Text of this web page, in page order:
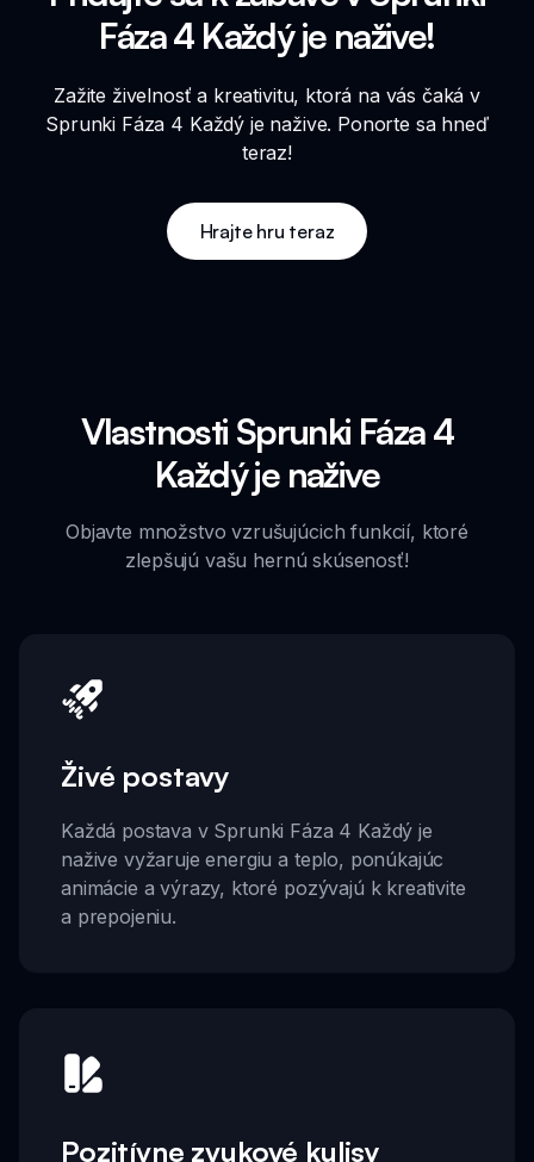
Fáza 4 Každý je nažive!
Zažite živelnosť a kreativitu, ktorá na vás čaká v
Sprunki Fáza 4 Každý je nažive. Ponorte sa hneď
teraz!
Hrajte hru teraz
Vlastnosti Sprunki Fáza 4
Každý je nažive
Objavte množstvo vzrušujúcich funkcií, ktoré
zlepšujú vašu hernú skúsenosť!
Živé postavy
Každá postava v Sprunki Fáza 4 Každý je
nažive vyžaruje energiu a teplo, ponúkajúc
animácie a výrazy, ktoré pozývajú k kreativite
a prepojeniu.
Pozitívne zvukové kulisy